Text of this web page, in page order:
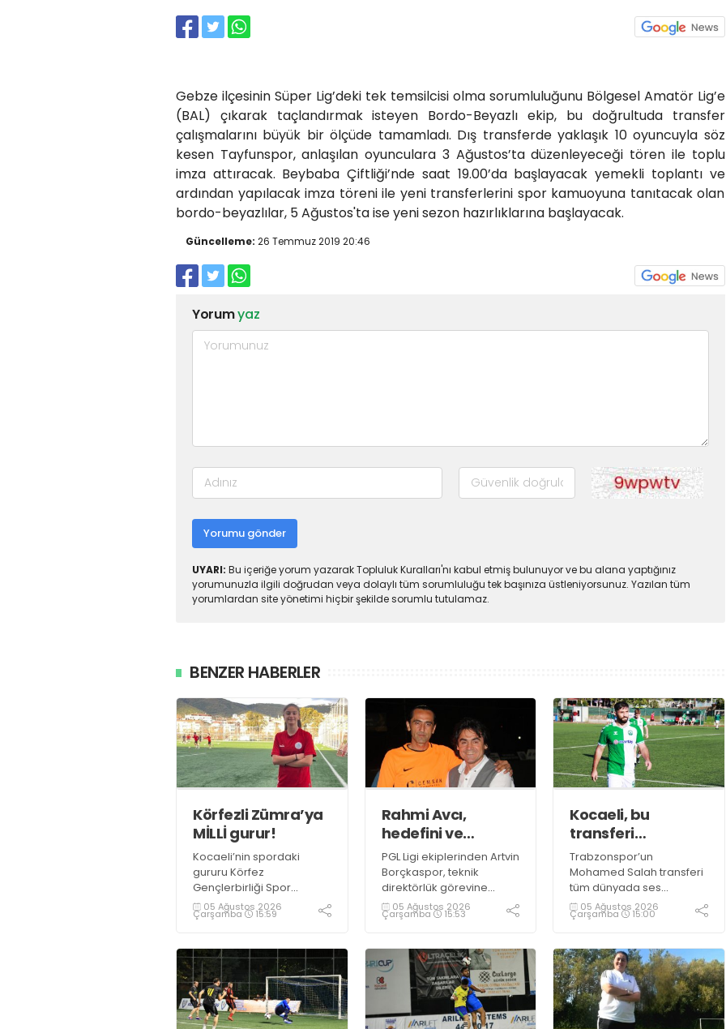
Gebze ilçesinin Süper Lig’deki tek temsilcisi olma sorumluluğunu Bölgesel Amatör Lig’e
(BAL) çıkarak taçlandırmak isteyen Bordo-Beyazlı ekip, bu doğrultuda transfer
çalışmalarını büyük bir ölçüde tamamladı. Dış transferde yaklaşık 10 oyuncuyla söz
kesen Tayfunspor, anlaşılan oyunculara 3 Ağustos’ta düzenleyeceği tören ile toplu
imza attıracak. Beybaba Çiftliği’nde saat 19.00’da başlayacak yemekli toplantı ve
ardından yapılacak imza töreni ile yeni transferlerini spor kamuoyuna tanıtacak olan
bordo-beyazlılar, 5 Ağustos'ta ise yeni sezon hazırlıklarına başlayacak.
Güncelleme: 26 Temmuz 2019 20:46
Yorumyaz
Yorumu gönder
UYARI: Bu içeriğe yorum yazarak Topluluk Kuralları'nı kabul etmiş bulunuyor ve bu alana yaptığınız
yorumunuzla ilgili doğrudan veya dolaylı tüm sorumluluğu tek başınıza üstleniyorsunuz. Yazılan tüm
yorumlardan site yönetimi hiçbir şekilde sorumlu tutulamaz.
BENZER HABERLER
Körfezli Zümra’ya
MİLLİ gurur!
Kocaeli’nin spordaki
gururu Körfez
Gençlerbirliği Spor
Kulübü, altyapısından
yetiştirdiği sporcularla
devam ediyor.
05 Ağustos 2026
Çarşamba 15:59
Rahmi Avcı,
hedefini ve
stratejisini
paylaştı
PGL Ligi ekiplerinden Artvin
Borçkaspor, teknik
direktörlük görevine
Kocaeli’nin başarılı
isimlerinden Rahmi Avcı'yı
bir şekilde hazırlanan
Avcı, duygularını aktardı.
05 Ağustos 2026
Çarşamba 15:53
Kocaeli, bu
transferi
konuşuyor!
Trabzonspor’un
Mohamed Salah transferi
tüm dünyada ses
getirirken Kocaeli
amatöründe de çok
gündemdeki yerini aldı.
05 Ağustos 2026
Çarşamba 15:00